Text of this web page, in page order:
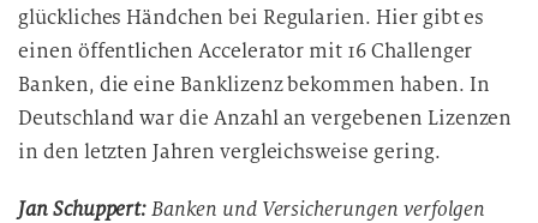
glückliches Händchen bei Regularien. Hier gibt es
einen öffentlichen Accelerator mit 16 Challenger
Banken, die eine Banklizenz bekommen haben. In
Deutschland war die Anzahl an vergebenen Lizenzen
in den letzten Jahren vergleichsweise gering.
Jan Schuppert:Banken und Versicherungen verfolgen